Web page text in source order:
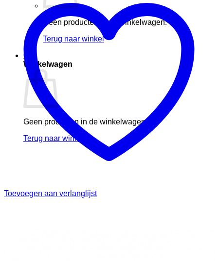
Geen producten in de winkelwagen.
Terug naar winkel
0
Winkelwagen
Geen producten in de winkelwagen.
Terug naar winkel
Toevoegen aan verlanglijst